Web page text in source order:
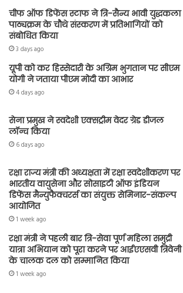
चीफ ऑफ डिफेंस स्टाफ ने त्रि-सैन्य भावी युद्धकला
पाठ्यक्रम के चौथे संस्करण में प्रतिभागियों को
संबोधित किया
3 days ago
यूपी को कर हिस्सेदारी के अग्रिम भुगतान पर सीएम
योगी ने जताया पीएम मोदी का आभार
4 days ago
सेना प्रमुख ने स्वदेशी एक्सट्रीम वेदर ग्रेड डीजल
लॉन्च किया
6 days ago
रक्षा राज्य मंत्री की अध्यक्षता में रक्षा स्वदेशीकरण पर
भारतीय वायुसेना और सोसाइटी ऑफ इंडियन
डिफेंस मैन्युफैक्चरर्स का संयुक्त सेमिनार-संकल्प
आयोजित
1 week ago
रक्षा मंत्री ने पहली बार त्रि-सेवा पूर्ण महिला समुद्री
यात्रा अभियान को पूरा करने पर आईएएसवी त्रिवेनी
के चालक दल को सम्मानित किया
1 week ago